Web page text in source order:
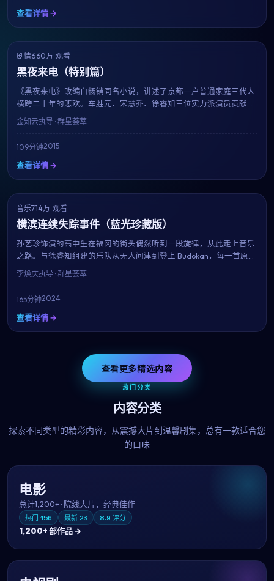
查看详情 →
获奖
剧情660万 观看
黑夜来电（特别篇）
《黑夜来电》改编自畅销同名小说，讲述了京都一户普通家庭三代人
横跨二十年的悲欢。车胜元、宋慧乔、徐睿知三位实力派演员贡献了
教科书级表演。金知云用平实的镜头记录时代变迁中的小人物命运。
金知云执导 · 群星荟萃
109分钟2015
查看详情 →
趋势
音乐714万 观看
横滨连续失踪事件（蓝光珍藏版）
孙艺珍饰演的高中生在福冈的街头偶然听到一段旋律，从此走上音乐
之路。与徐睿知组建的乐队从无人问津到登上 Budokan，每一首原创
歌曲都成为青春的注脚。李焕庆用近乎纪录片的真实感，献给所有曾
为梦想固执过的人。
李焕庆执导 · 群星荟萃
165分钟2024
查看详情 →
查看更多精选内容
热门分类
内容分类
探索不同类型的精彩内容，从震撼大片到温馨剧集，总有一款适合您
的口味
电影
总计1,200+· 院线大片，经典佳作
热门 156 最新 23 8.9 评分
1,200+部作品 →